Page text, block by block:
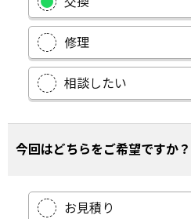
修理
相談したい
今回はどちらをご希望ですか？
お見積り